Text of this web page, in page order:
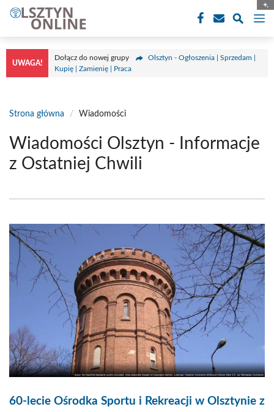
Przejdź
treści
UWAGA!
Dołącz do nowej grupy
Olsztyn - Ogłoszenia | Sprzedam |
Kupię | Zamienię | Praca
Strona główna / Wiadomości
Wiadomości Olsztyn - Informacje
z Ostatniej Chwili
60-lecie Ośrodka Sportu i Rekreacji w Olsztynie z